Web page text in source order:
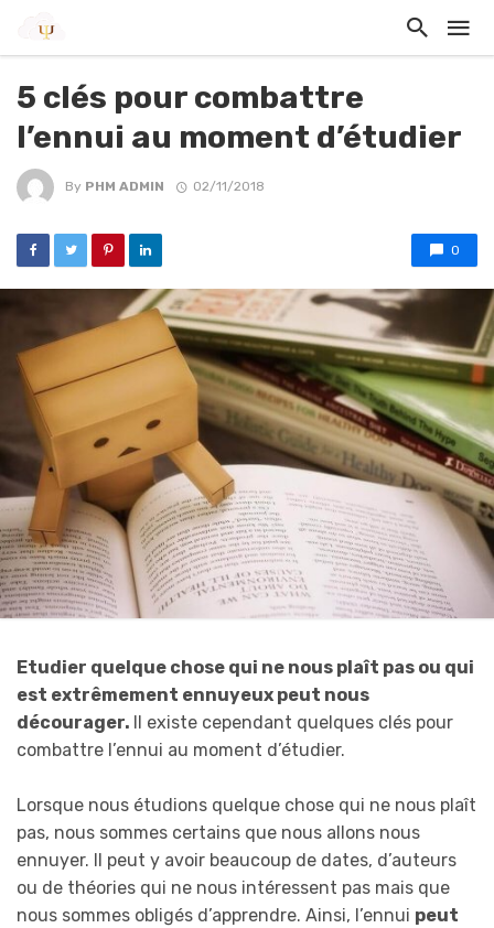
5 clés pour combattre
l’ennui au moment d’étudier
By PHM ADMIN 02/11/2018
0
Etudier quelque chose qui ne nous plaît pas ou qui
est extrêmement ennuyeux peut nous
décourager. Il existe cependant quelques clés pour
combattre l’ennui au moment d’étudier.
Lorsque nous étudions quelque chose qui ne nous plaît
pas, nous sommes certains que nous allons nous
ennuyer. Il peut y avoir beaucoup de dates, d’auteurs
ou de théories qui ne nous intéressent pas mais que
nous sommes obligés d’apprendre. Ainsi, l’ennui peut